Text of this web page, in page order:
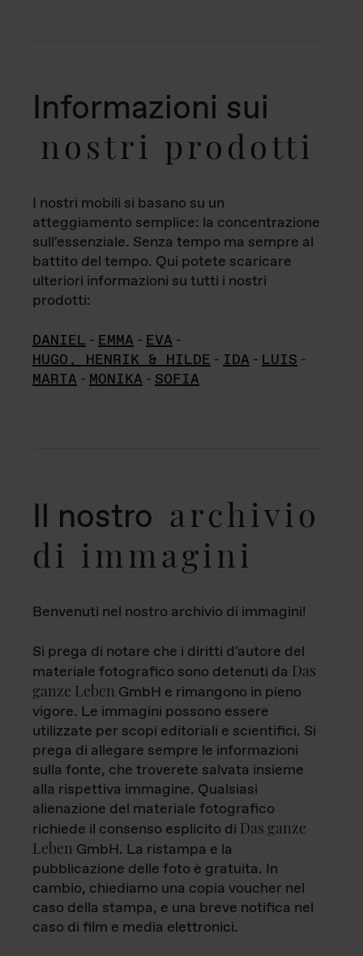
Informazioni sui
nostri prodotti
I nostri mobili si basano su un
atteggiamento semplice: la concentrazione
sull'essenziale. Senza tempo ma sempre al
battito del tempo. Qui potete scaricare
ulteriori informazioni su tutti i nostri
prodotti:
DANIEL - EMMA - EVA -
HUGO, HENRIK & HILDE - IDA - LUIS -
MARTA - MONIKA - SOFIA
Il nostro archivio
di immagini
Benvenuti nel nostro archivio di immagini!
Si prega di notare che i diritti d'autore del
materiale fotografico sono detenuti da Das
ganze Leben GmbH e rimangono in pieno
vigore. Le immagini possono essere
utilizzate per scopi editoriali e scientifici. Si
prega di allegare sempre le informazioni
sulla fonte, che troverete salvata insieme
alla rispettiva immagine. Qualsiasi
alienazione del materiale fotografico
richiede il consenso esplicito di Das ganze
Leben GmbH. La ristampa e la
pubblicazione delle foto è gratuita. In
cambio, chiediamo una copia voucher nel
caso della stampa, e una breve notifica nel
caso di film e media elettronici.